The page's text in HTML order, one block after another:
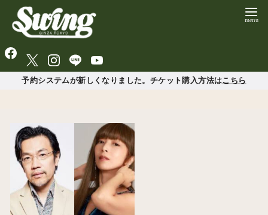
予約システムが新しくなりました。チケット購入方法はこちら